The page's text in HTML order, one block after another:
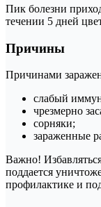
Пик болезни
течении 5 дней
Причины
Причинами
слабый
чрезмерно
сорняки;
зараженные
Важно!
поддается
профилактике и